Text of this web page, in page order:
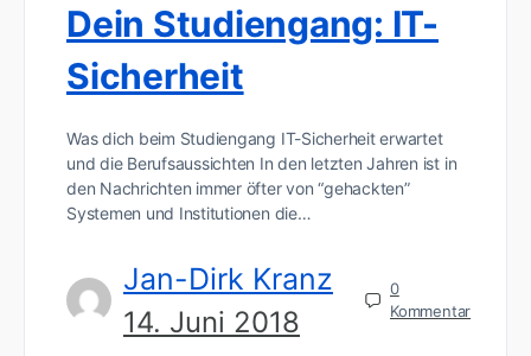
Dein Studiengang: IT-
Sicherheit
Was dich beim Studiengang IT-Sicherheit erwartet
und die Berufsaussichten In den letzten Jahren ist in
den Nachrichten immer öfter von “gehackten”
Systemen und Institutionen die…
Jan-Dirk Kranz
14. Juni 2018
0
Kommentar